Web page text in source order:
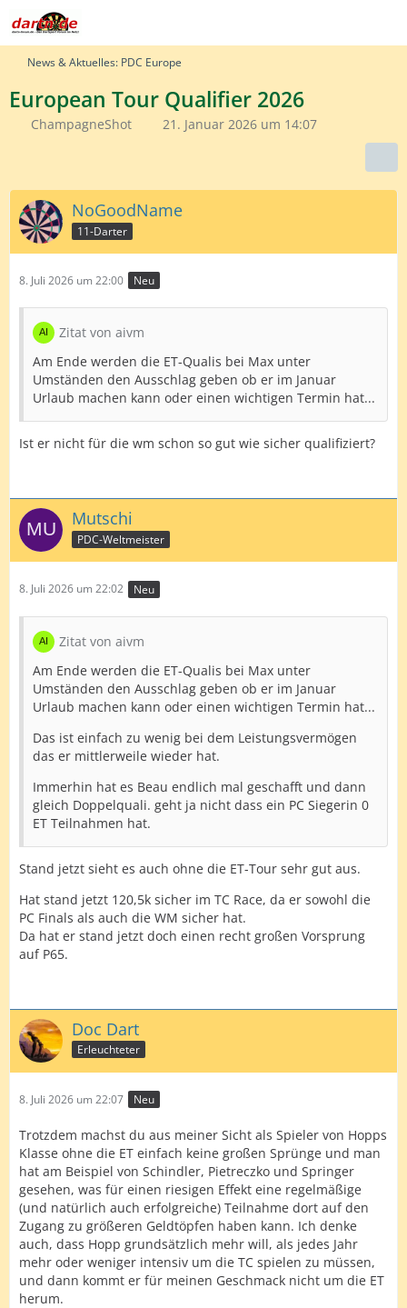
News & Aktuelles: PDC Europe
European Tour Qualifier 2026
ChampagneShot 21. Januar 2026 um 14:07
NoGoodName
11-Darter
8. Juli 2026 um 22:00 Neu
Zitat von aivm
Am Ende werden die ET-Qualis bei Max unter
Umständen den Ausschlag geben ob er im Januar
Urlaub machen kann oder einen wichtigen Termin hat...
Ist er nicht für die wm schon so gut wie sicher qualifiziert?
Mutschi
PDC-Weltmeister
8. Juli 2026 um 22:02 Neu
Zitat von aivm
Am Ende werden die ET-Qualis bei Max unter
Umständen den Ausschlag geben ob er im Januar
Urlaub machen kann oder einen wichtigen Termin hat...
Das ist einfach zu wenig bei dem Leistungsvermögen
das er mittlerweile wieder hat.
Immerhin hat es Beau endlich mal geschafft und dann
gleich Doppelquali. geht ja nicht dass ein PC Siegerin 0
ET Teilnahmen hat.
Stand jetzt sieht es auch ohne die ET-Tour sehr gut aus.
Hat stand jetzt 120,5k sicher im TC Race, da er sowohl die
PC Finals als auch die WM sicher hat.
Da hat er stand jetzt doch einen recht großen Vorsprung
auf P65.
Doc Dart
Erleuchteter
8. Juli 2026 um 22:07 Neu
Trotzdem machst du aus meiner Sicht als Spieler von Hopps
Klasse ohne die ET einfach keine großen Sprünge und man
hat am Beispiel von Schindler, Pietreczko und Springer
gesehen, was für einen riesigen Effekt eine regelmäßige
(und natürlich auch erfolgreiche) Teilnahme dort auf den
Zugang zu größeren Geldtöpfen haben kann. Ich denke
auch, dass Hopp grundsätzlich mehr will, als jedes Jahr
mehr oder weniger intensiv um die TC spielen zu müssen,
und dann kommt er für meinen Geschmack nicht um die ET
herum.